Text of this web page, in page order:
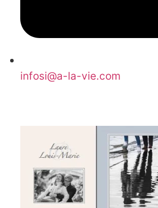
moc.eiv-al-a
@isofni